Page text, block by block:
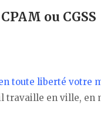
ou CGSS
toute liberté votre
travaille en ville,